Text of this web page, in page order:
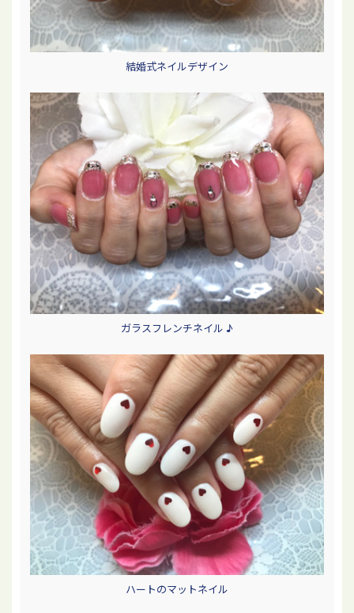
結婚式ネイルデザイン
ガラスフレンチネイル ♪
ハートのマットネイル